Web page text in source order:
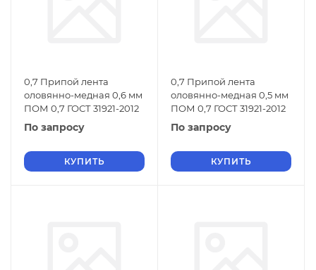
0,7 Припой лента
оловянно-медная 0,6 мм
ПОМ 0,7 ГОСТ 31921-2012
По запросу
КУПИТЬ
0,7 Припой лента
оловянно-медная 0,5 мм
ПОМ 0,7 ГОСТ 31921-2012
По запросу
КУПИТЬ